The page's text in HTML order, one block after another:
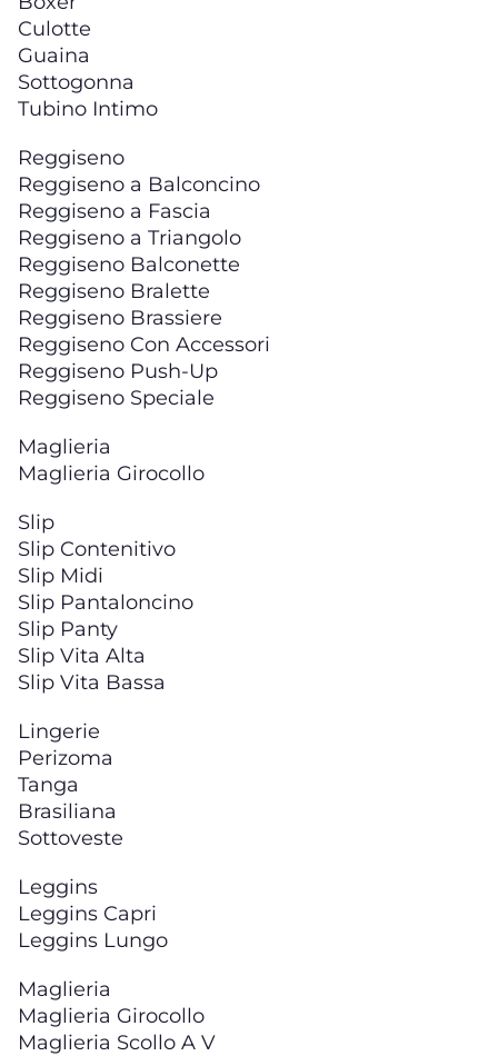
Culotte
Guaina
Sottogonna
Tubino Intimo
Reggiseno
Reggiseno a Balconcino
Reggiseno a Fascia
Reggiseno a Triangolo
Reggiseno Balconette
Reggiseno Bralette
Reggiseno Brassiere
Reggiseno Con Accessori
Reggiseno Push-Up
Reggiseno Speciale
Maglieria
Maglieria Girocollo
Slip
Slip Contenitivo
Slip Midi
Slip Pantaloncino
Slip Panty
Slip Vita Alta
Slip Vita Bassa
Lingerie
Perizoma
Tanga
Brasiliana
Sottoveste
Leggins
Leggins Capri
Leggins Lungo
Maglieria
Maglieria Girocollo
Maglieria Scollo A V